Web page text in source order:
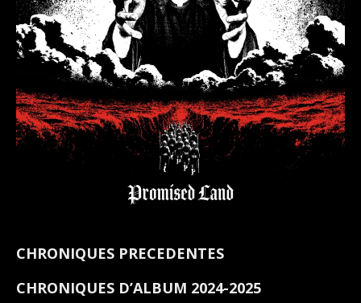
CHRONIQUES PRECEDENTES
CHRONIQUES D’ALBUM 2024-2025